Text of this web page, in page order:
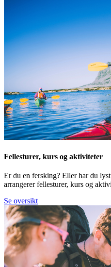
Fellesturer, kurs og aktiviteter
Er du en fersking? Eller har du
arrangerer fellesturer, kurs og
Se oversikt